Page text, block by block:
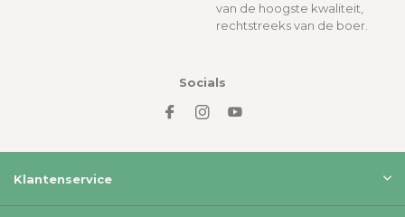
van de hoogste kwaliteit,
rechtstreeks van de boer.
Socials
Klantenservice